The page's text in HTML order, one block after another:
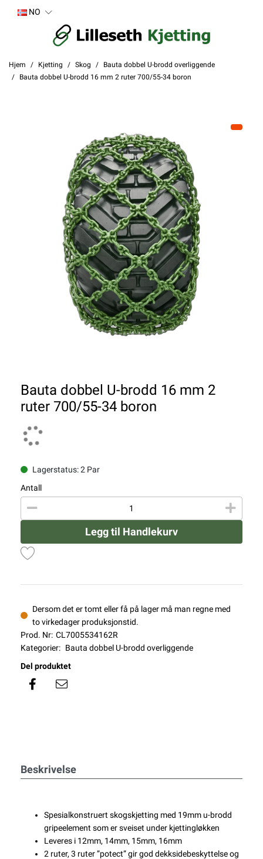
NO
Hjem Kjetting Skog
Bauta dobbel U-brodd overliggende
Bauta dobbel U-brodd 16 mm 2 ruter 700/55-34 boron
Bauta dobbel U-brodd 16 mm 2
ruter 700/55-34 boron
Lagerstatus: 2 Par
Antall
Legg til Handlekurv
Dersom det er tomt eller få på lager må man regne med
to virkedager produksjonstid.
Prod. Nr: CL7005534162R
Kategorier: Bauta dobbel U-brodd overliggende
Del produktet
Beskrivelse
Spesialkonstruert skogskjetting med 19mm u-brodd
gripeelement som er sveiset under kjettingløkken
Leveres i 12mm, 14mm, 15mm, 16mm
2 ruter, 3 ruter ”potect” gir god dekksidebeskyttelse og